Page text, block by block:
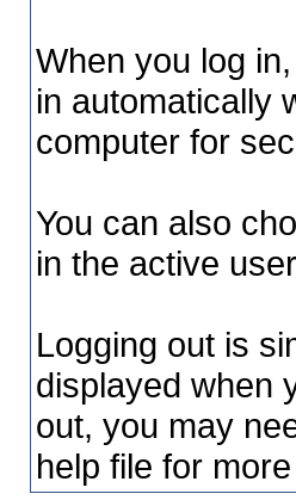
When you log
in automatically
computer for
You can also
in the active
Logging out is
displayed when
out, you may
help file for